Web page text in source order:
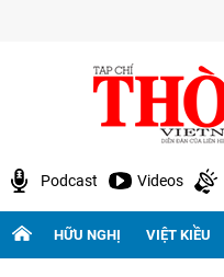
Podcast Videos
HỮU NGHỊ VIỆT KIỀU